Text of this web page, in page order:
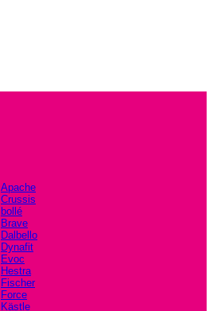
Apache
Crussis
bollé
Brave
Dalbello
Dynafit
Evoc
Hestra
Fischer
Force
Kästle